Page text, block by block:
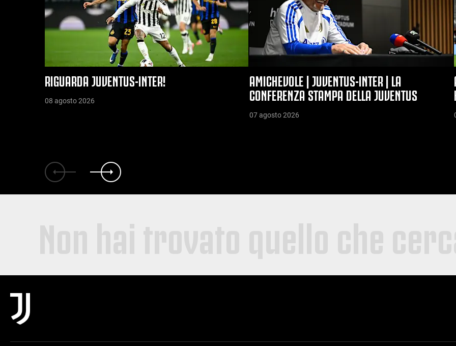
RIGUARDA JUVENTUS-INTER!
08 agosto 2026
AMICHEVOLE | JUVENTUS-INTER | LA
CONFERENZA STAMPA DELLA JUVENTUS
07 agosto 2026